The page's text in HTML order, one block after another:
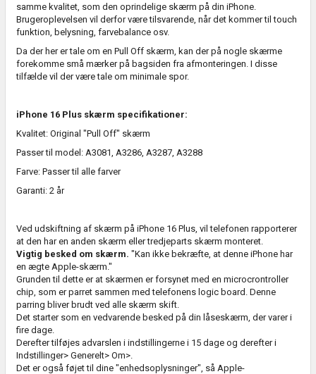
samme kvalitet, som den oprindelige skærm på din iPhone.
Brugeroplevelsen vil derfor være tilsvarende, når det kommer til touch
funktion, belysning, farvebalance osv.
Da der her er tale om en Pull Off skærm, kan der på nogle skærme
forekomme små mærker på bagsiden fra afmonteringen. I disse
tilfælde vil der være tale om minimale spor.
iPhone 16 Plus skærm specifikationer:
Kvalitet: Original "Pull Off" skærm
Passer til model: A3081, A3286, A3287, A3288
Farve: Passer til alle farver
Garanti: 2 år
Ved udskiftning af skærm på iPhone 16 Plus, vil telefonen rapporterer
at den har en anden skærm eller tredjeparts skærm monteret.
Vigtig besked om skærm. "Kan ikke bekræfte, at denne iPhone har
en ægte Apple-skærm."
Grunden til dette er at skærmen er forsynet med en microcrontroller
chip, som er parret sammen med telefonens logic board. Denne
parring bliver brudt ved alle skærm skift.
Det starter som en vedvarende besked på din låseskærm, der varer i
fire dage.
Derefter tilføjes advarslen i indstillingerne i 15 dage og derefter i
Indstillinger> Generelt> Om>.
Det er også føjet til dine "enhedsoplysninger", så Apple-